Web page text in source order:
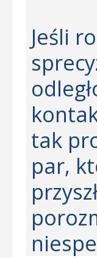
Jeśli
tak
par,